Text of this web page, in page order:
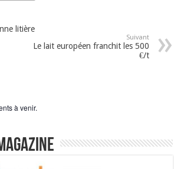
litière
Suivant
Le lait européen franchit les 500
€/t
à venir.